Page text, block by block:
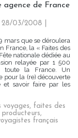
agence de France
28/03/2008
mars que se déroulera
France, la « Faites des
nationale dédiée au
relayée par 1 500
toute la France. Un
pour la (re) découverte
et savoir faire par les
voyages, faites des
producteurs,
français